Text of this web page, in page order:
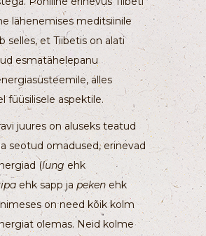
lähenemises meditsiinile
selles, et Tiibetis on alati
esmatähelepanu
alles
füüsilisele aspektile.
juures on aluseks teatud
seotud omadused, erinevad
(lungehk
ehk sapp ja peken ehk
on need kõik kolm
olemas. Neid kolme